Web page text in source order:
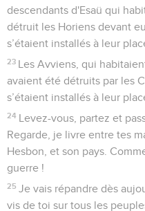
descendants d'Esaü qui
détruit les Horiens devant
s’étaient installés à leur
23 Les Avviens, qui
avaient été détruits par les
s’étaient installés à leur
24 Levez-vous, partez et
Regarde, je livre entre tes
Hesbon, et son pays.
guerre !
25 Je vais répandre dès
vis de toi sur tous les